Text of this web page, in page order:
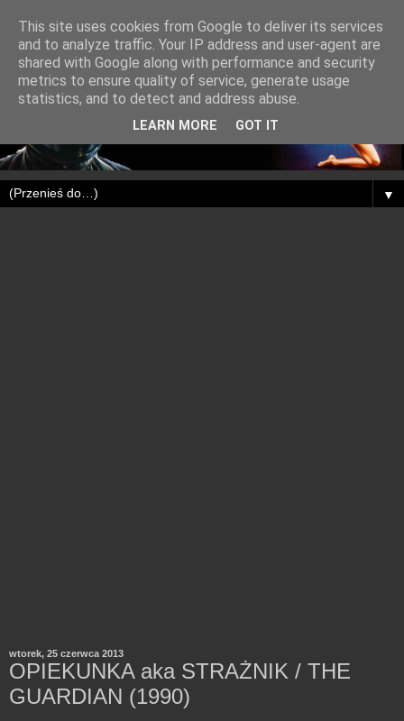
▼
wtorek, 25 czerwca 2013
OPIEKUNKA aka STRAŻNIK / THE
GUARDIAN (1990)
This site uses cookies from Google to deliver its services
and to analyze traffic. Your IP address and user-agent are
shared with Google along with performance and security
metrics to ensure quality of service, generate usage
statistics, and to detect and address abuse.
LEARN MORE GOT IT